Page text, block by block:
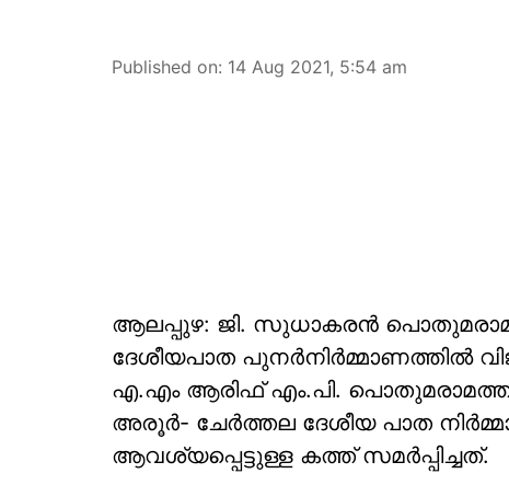
Published on: 14 Aug 2021, 5:54 am
ആലപ്പുഴ: ജി. സുധാകരന്‍
ദേശീയപാത പുനര്‍നിര്‍മ്മാണത്തില്‍
എ.എം ആരിഫ് എം.പി. പൊതുമരാമത്ത്
അരൂര്‍- ചേര്‍ത്തല ദേശീയ പാത
ആവശ്യപ്പെട്ടുള്ള കത്ത് സമര്‍പ്പിച്ചത്.